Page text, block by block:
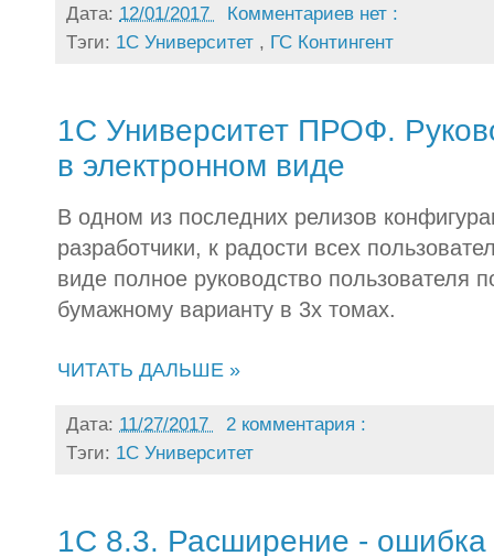
Дата: 12/01/2017
Комментариев нет :
Тэги: 1С Университет , ГС Контингент
1С Университет ПРОФ.
в электронном виде
В одном из последних релизов
разработчики, к радости всех
виде полное руководство пользователя
бумажному варианту в 3х томах.
ЧИТАТЬ ДАЛЬШЕ »
Дата: 11/27/2017
2 комментария :
Тэги: 1С Университет
1С 8.3. Расширение - ошибка